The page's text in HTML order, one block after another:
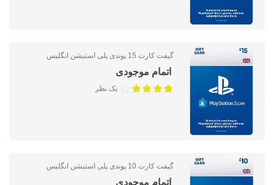
گیفت کارت 15 پوندی پلی استیشن انگلیس
اتمام موجودی
یک نظر
گیفت کارت 10 پوندی پلی استیشن انگلیس
اتمام موجودی